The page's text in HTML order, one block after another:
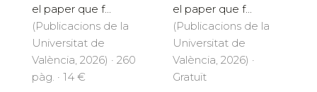
el paper que f...
(Publicacions de la
Universitat de
València, 2026) · 260
pàg. · 14 €
el paper que f...
(Publicacions de la
Universitat de
València, 2026) ·
Gratuït